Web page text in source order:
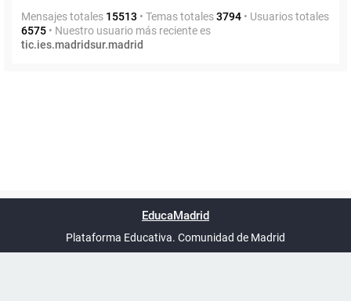
Mensajes totales 15513 • Temas totales3794 • Usuarios totales
6575 • Nuestro usuario más reciente es
tic.ies.madridsur.madrid
UTC+02:00
phpBB España
EducaMadrid
Plataforma Educativa. Comunidad de Madrid